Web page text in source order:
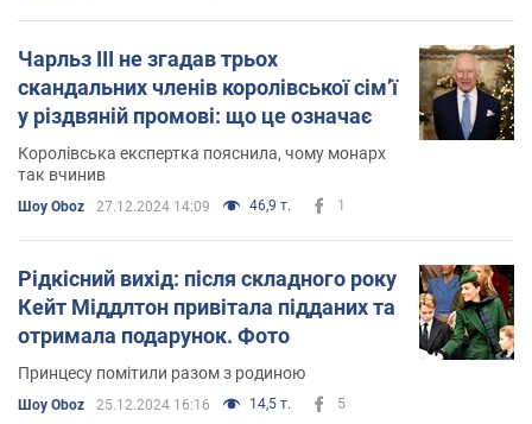
Чарльз III не згадав трьох
скандальних членів королівської сімʼї
у різдвяній промові: що це означає
Королівська експертка пояснила, чому монарх
так вчинив
Шоу Oboz 27.12.2024 14:09 46,9 т. 1
Рідкісний вихід: після складного року
Кейт Міддлтон привітала підданих та
отримала подарунок. Фото
Принцесу помітили разом з родиною
Шоу Oboz 25.12.2024 16:16 14,5 т. 5